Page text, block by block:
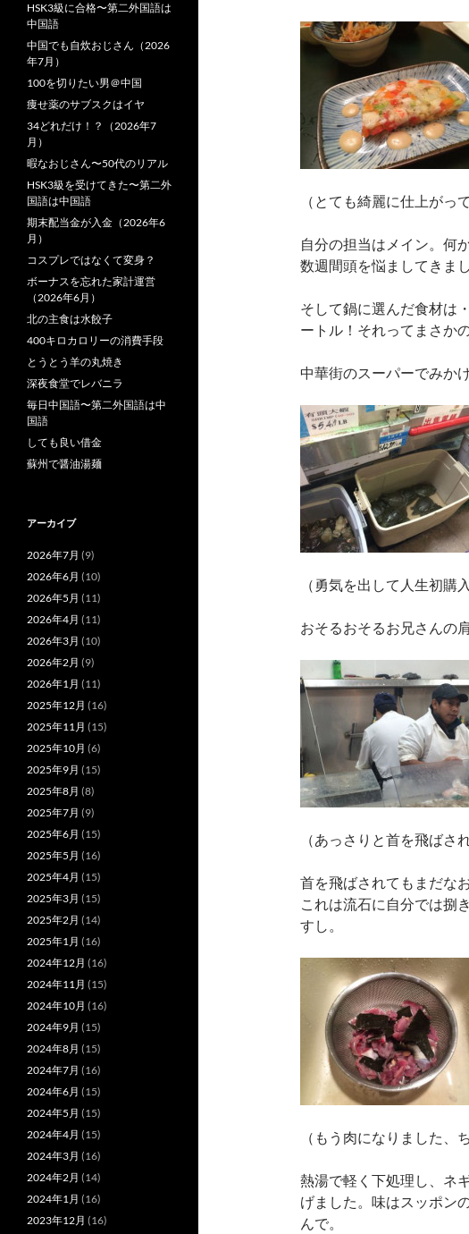
（とても綺麗に仕上がっ
自分の担当はメイン。何
数週間頭を悩ましてきまし
そして鍋に選んだ食材は
ートル！それってまさか
中華街のスーパーでみか
（勇気を出して人生初購
おそるおそるお兄さんの
（あっさりと首を飛ばさ
首を飛ばされてもまだな
これは流石に自分では捌
すし。
（もう肉になりました、
熱湯で軽く下処理し、ネ
げました。味はスッポン
んで。
HSK3級に合格〜第二外国語は
中国語
中国でも自炊おじさん（2026
年7月）
100を切りたい男＠中国
痩せ薬のサブスクはイヤ
34どれだけ！？（2026年7
月）
暇なおじさん〜50代のリアル
HSK3級を受けてきた〜第二外
国語は中国語
期末配当金が入金（2026年6
月）
コスプレではなくて変身？
ボーナスを忘れた家計運営
（2026年6月）
北の主食は水餃子
400キロカロリーの消費手段
とうとう羊の丸焼き
深夜食堂でレバニラ
毎日中国語〜第二外国語は中
国語
しても良い借金
蘇州で醤油湯麺
アーカイブ
2026年7月 (9)
2026年6月 (10)
2026年5月 (11)
2026年4月 (11)
2026年3月 (10)
2026年2月 (9)
2026年1月 (11)
2025年12月 (16)
2025年11月 (15)
2025年10月 (6)
2025年9月 (15)
2025年8月 (8)
2025年7月 (9)
2025年6月 (15)
2025年5月 (16)
2025年4月 (15)
2025年3月 (15)
2025年2月 (14)
2025年1月 (16)
2024年12月 (16)
2024年11月 (15)
2024年10月 (16)
2024年9月 (15)
2024年8月 (15)
2024年7月 (16)
2024年6月 (15)
2024年5月 (15)
2024年4月 (15)
2024年3月 (16)
2024年2月 (14)
2024年1月 (16)
2023年12月 (16)